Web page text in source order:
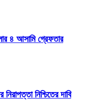
৪ আসামি গ্রেফতার
নিশ্চিতের দাবি